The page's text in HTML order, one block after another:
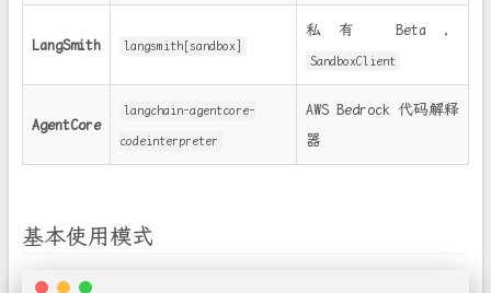
LangSmith langsmith[sandbox]
私有 Beta，
SandboxClient
AgentCore
langchain-agentcore-
codeinterpreter
AWS Bedrock 代码解释
器
基本使用模式